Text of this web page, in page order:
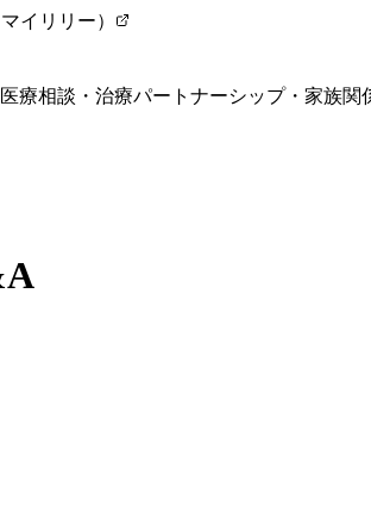
イリリー）
医療相談・治療パートナーシップ・家族関